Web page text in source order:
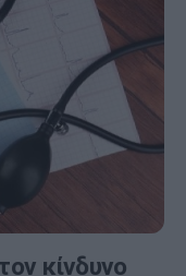
κίνδυνο